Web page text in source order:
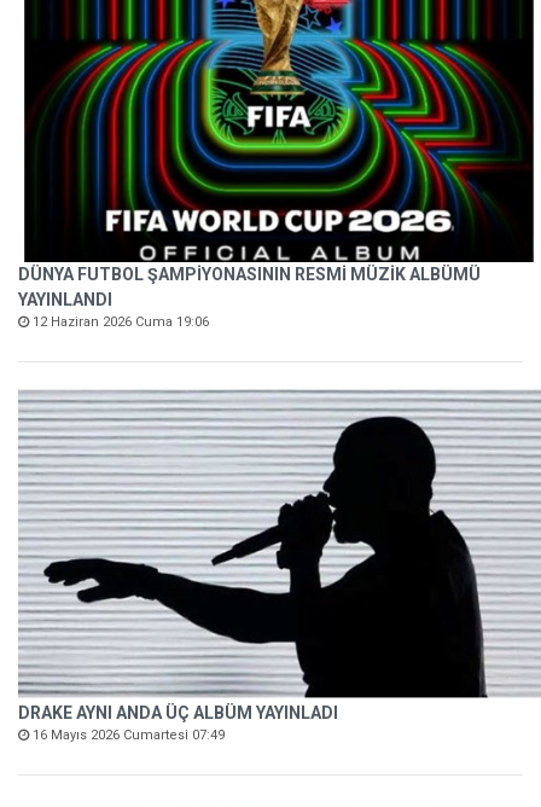
DÜNYA FUTBOL ŞAMPİYONASININ RESMİ MÜZİK ALBÜMÜ
YAYINLANDI
12 Haziran 2026 Cuma 19:06
DRAKE AYNI ANDA ÜÇ ALBÜM YAYINLADI
16 Mayıs 2026 Cumartesi 07:49